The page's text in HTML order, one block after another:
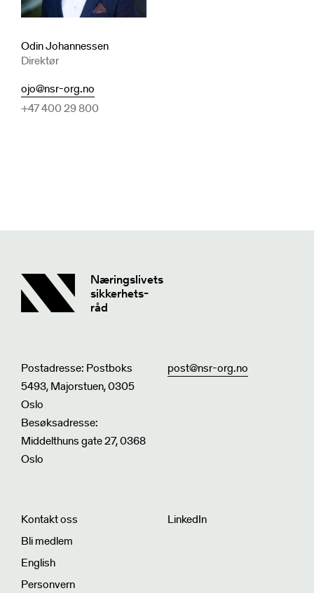
Odin Johannessen
Direktør
ojo@nsr-org.no
+47 400 29 800
Næringslivets
sikkerhets-
råd
Postadresse: Postboks
5493, Majorstuen, 0305
Oslo
Besøksadresse:
Middelthuns gate 27, 0368
Oslo
post@nsr-org.no
Kontakt oss
Bli medlem
English
Personvern
LinkedIn